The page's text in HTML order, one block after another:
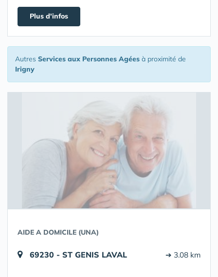
Plus d'infos
Autres Services aux Personnes Agées à proximité de
Irigny
AIDE A DOMICILE (UNA)
69230 - ST GENIS LAVAL ➔ 3.08 km